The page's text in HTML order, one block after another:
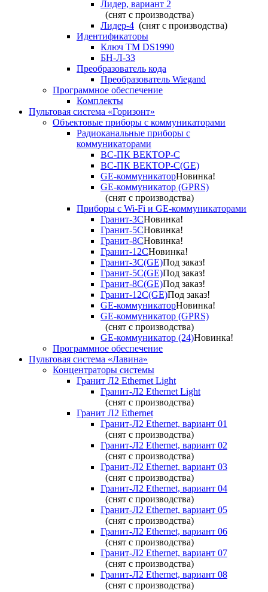
Лидер, вариант 2
(снят с производства)
Лидер-4 (снят с производства)
Идентификаторы
Ключ TM DS1990
БН-Л-33
Преобразователь кода
Преобразователь Wiegand
Программное обеспечение
Комплекты
Пультовая система «Горизонт»
Объектовые приборы с коммуникаторами
Радиоканальные приборы с
коммуникаторами
ВС-ПК ВЕКТОР-С
ВС-ПК ВЕКТОР-С(GE)
GE-коммуникаторНовинка!
GE-коммуникатор (GPRS)
(снят с производства)
Приборы с Wi-Fi и GE-коммуникаторами
Гранит-3СНовинка!
Гранит-5СНовинка!
Гранит-8СНовинка!
Гранит-12СНовинка!
Гранит-3С(GE)Под заказ!
Гранит-5С(GE)Под заказ!
Гранит-8С(GE)Под заказ!
Гранит-12С(GE)Под заказ!
GE-коммуникаторНовинка!
GE-коммуникатор (GPRS)
(снят с производства)
GE-коммуникатор (24)Новинка!
Программное обеспечение
Пультовая система «Лавина»
Концентраторы системы
Гранит Л2 Ethernet Light
Гранит-Л2 Ethernet Light
(снят с производства)
Гранит Л2 Ethernet
Гранит-Л2 Ethernet, вариант 01
(снят с производства)
Гранит-Л2 Ethernet, вариант 02
(снят с производства)
Гранит-Л2 Ethernet, вариант 03
(снят с производства)
Гранит-Л2 Ethernet, вариант 04
(снят с производства)
Гранит-Л2 Ethernet, вариант 05
(снят с производства)
Гранит-Л2 Ethernet, вариант 06
(снят с производства)
Гранит-Л2 Ethernet, вариант 07
(снят с производства)
Гранит-Л2 Ethernet, вариант 08
(снят с производства)